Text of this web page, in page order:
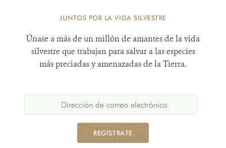
JUNTOS POR LA VIDA SILVESTRE
Únase a más de un millón de amantes de la vida
silvestre que trabajan para salvar a las especies
más preciadas y amenazadas de la Tierra.
REGÍSTRATE